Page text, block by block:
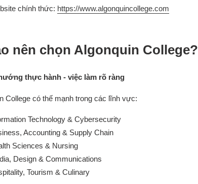
chính thức: https://www.algonquincollege.com
nên chọn Algonquin College?
thực hành - việc làm rõ ràng
College có thế mạnh trong các lĩnh vực:
Technology & Cybersecurity
Accounting & Supply Chain
Sciences & Nursing
Design & Communications
Tourism & Culinary